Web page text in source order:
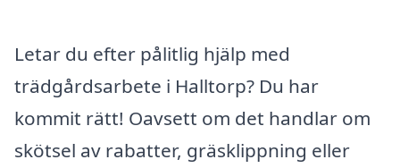
Letar du efter pålitlig hjälp med
trädgårdsarbete i Halltorp? Du har
kommit rätt! Oavsett om det handlar om
skötsel av rabatter, gräsklippning eller